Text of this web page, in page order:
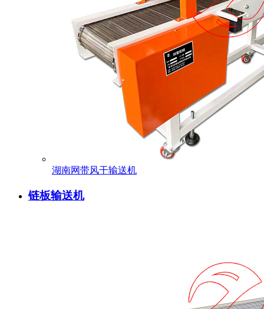
湖南网带风干输送机
链板输送机